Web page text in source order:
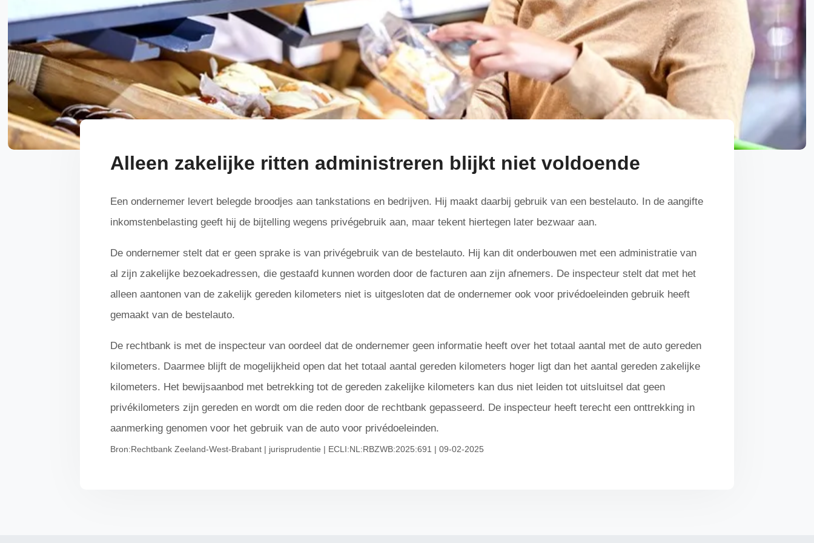
Alleen zakelijke ritten administreren blijkt niet voldoende
Een ondernemer levert belegde broodjes aan tankstations en bedrijven. Hij maakt daarbij gebruik van een bestelauto. In de aangifte
inkomstenbelasting geeft hij de bijtelling wegens privégebruik aan, maar tekent hiertegen later bezwaar aan.
De ondernemer stelt dat er geen sprake is van privégebruik van de bestelauto. Hij kan dit onderbouwen met een administratie van
al zijn zakelijke bezoekadressen, die gestaafd kunnen worden door de facturen aan zijn afnemers. De inspecteur stelt dat met het
alleen aantonen van de zakelijk gereden kilometers niet is uitgesloten dat de ondernemer ook voor privédoeleinden gebruik heeft
gemaakt van de bestelauto.
De rechtbank is met de inspecteur van oordeel dat de ondernemer geen informatie heeft over het totaal aantal met de auto gereden
kilometers. Daarmee blijft de mogelijkheid open dat het totaal aantal gereden kilometers hoger ligt dan het aantal gereden zakelijke
kilometers. Het bewijsaanbod met betrekking tot de gereden zakelijke kilometers kan dus niet leiden tot uitsluitsel dat geen
privékilometers zijn gereden en wordt om die reden door de rechtbank gepasseerd. De inspecteur heeft terecht een onttrekking in
aanmerking genomen voor het gebruik van de auto voor privédoeleinden.
Bron:Rechtbank Zeeland-West-Brabant | jurisprudentie | ECLI:NL:RBZWB:2025:691 | 09-02-2025